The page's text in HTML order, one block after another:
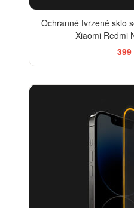
Ochranné tvrzené sklo
Xiaomi Redmi